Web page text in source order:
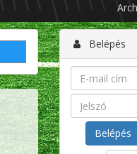
Belépés